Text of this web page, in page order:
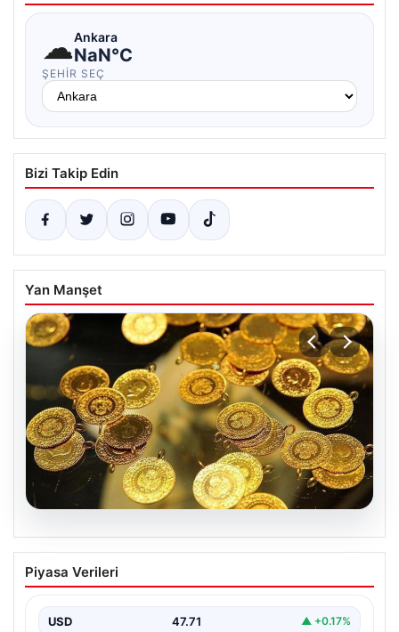
☁Ankara
NaN°C
ŞEHIR SEÇ
Bizi Takip Edin
Yan Manşet
7 Nisan 2026 Güncel Altın Fiyatları:
Bugün Altın Ne Kadar Oldu?
ve jeopolitik risklerin yoğun etkisi altında dalgalı bir…
Piyasa Verileri
USD 47.71 ▲ +0.17%